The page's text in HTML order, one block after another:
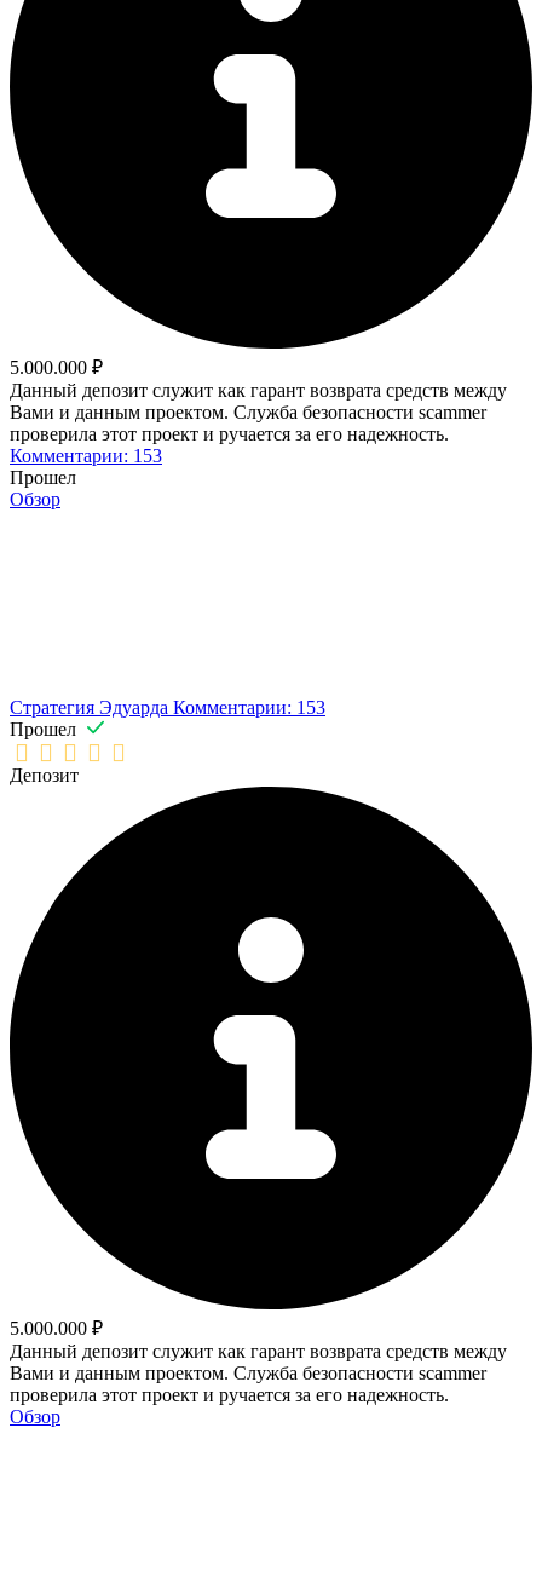
5.000.000 ₽
Данный депозит служит как гарант возврата средств между
Вами и данным проектом. Служба безопасности scammer
проверила этот проект и ручается за его надежность.
Комментарии: 153
Прошел
Обзор
Стратегия Эдуарда Комментарии: 153
Прошел
Депозит
5.000.000 ₽
Данный депозит служит как гарант возврата средств между
Вами и данным проектом. Служба безопасности scammer
проверила этот проект и ручается за его надежность.
Обзор